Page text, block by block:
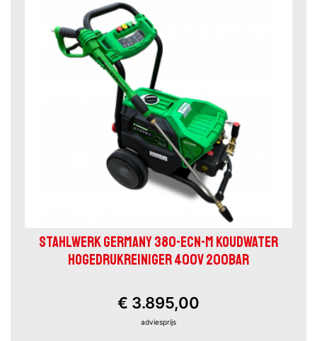
STAHLWERK GERMANY 380-ECN-M KOUDWATER
HOGEDRUKREINIGER 400V 200BAR
€ 3.895,00
adviesprijs